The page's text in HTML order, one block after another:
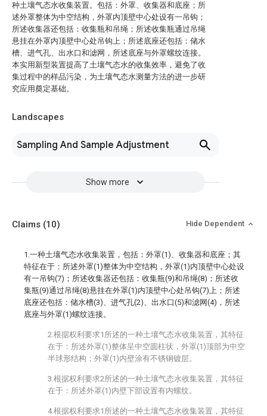
种土壤气态水收集装置。包括：外罩、收集器和底座；所
述外罩整体为中空结构，外罩内顶壁中心处设有一吊钩；
所述收集器还包括：收集瓶和吊绳；所述收集瓶通过吊绳
悬挂在外罩内顶壁中心处吊钩上；所述底座还包括：储水
槽、进气孔、出水口和滤网，所述底座与外罩螺纹连接。
本实用新型装置提高了土壤气态水的收集效率，避免了收
集过程中的样品污染，为土壤气态水测量方法的进一步研
究应用奠定基础。
Landscapes
Sampling And Sample Adjustment
Show more
Claims (10) Hide Dependent
1.一种土壤气态水收集装置，包括：外罩(1)、收集器和底座；其
特征在于：所述外罩(1)整体为中空结构，外罩(1)内顶壁中心处设
有一吊钩(7)；所述收集器还包括：收集瓶(9)和吊绳(8)；所述收
集瓶(9)通过吊绳(8)悬挂在外罩(1)内顶壁中心处吊钩(7)上；所述
底座还包括：储水槽(3)、进气孔(2)、出水口(5)和滤网(4)，所述
底座与外罩(1)螺纹连接。
2.根据权利要求1所述的一种土壤气态水收集装置，其特征
在于：所述外罩(1)整体呈中空圆柱状，外罩(1)顶部为中空
半球形结构；外罩(1)内壁涂有不锈钢镀层。
3.根据权利要求2所述的一种土壤气态水收集装置，其特征
在于：所述外罩(1)内壁下部设置有内螺纹。
4.根据权利要求1所述的一种土壤气态水收集装置，其特征